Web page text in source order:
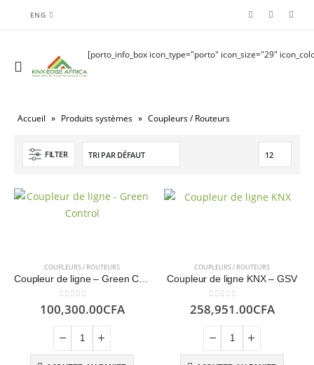
ENG
[porto_info_box icon_type="porto" icon_size="29"
Accueil » Produits systèmes » Coupleurs / Routeurs
FILTER
COUPLEURS / ROUTEURS
0 sur 5
100,300.00CFA
COUPLEURS / ROUTEURS
Coupleur de ligne KNX – GSV
0 sur 5
258,951.00CFA